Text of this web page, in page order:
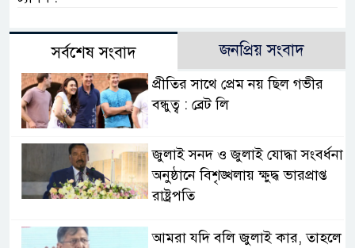
সর্বশেষ সংবাদ জনপ্রিয় সংবাদ
প্রীতির সাথে প্রেম নয় ছিল গভীর
বন্ধুত্ব : ব্রেট লি
জুলাই সনদ ও জুলাই যোদ্ধা সংবর্ধনা
অনুষ্ঠানে বিশৃঙ্খলায় ক্ষুদ্ধ ভারপ্রাপ্ত
রাষ্ট্রপতি
আমরা যদি বলি জুলাই কার, তাহলে